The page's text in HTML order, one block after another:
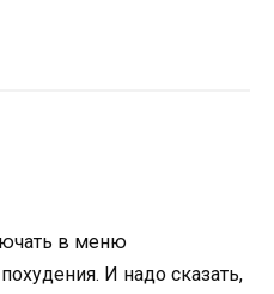
в меню
И надо сказать,